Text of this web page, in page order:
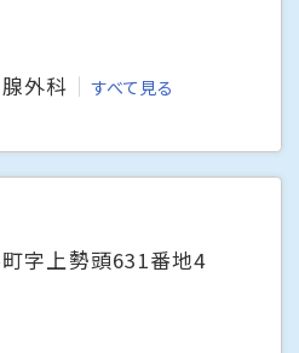
外科 すべて見る
字上勢頭631番地4